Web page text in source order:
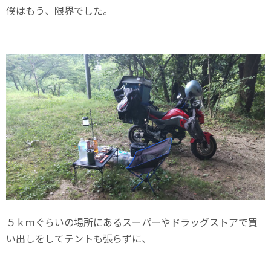
僕はもう、限界でした。
５ｋｍぐらいの場所にあるスーパーやドラッグストアで買
い出しをしてテントも張らずに、